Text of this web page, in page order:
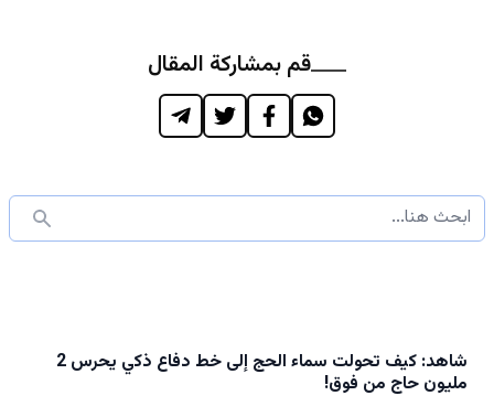
قم بمشاركة المقال
شاهد: كيف تحولت سماء الحج إلى خط دفاع ذكي يحرس 2
مليون حاج من فوق!